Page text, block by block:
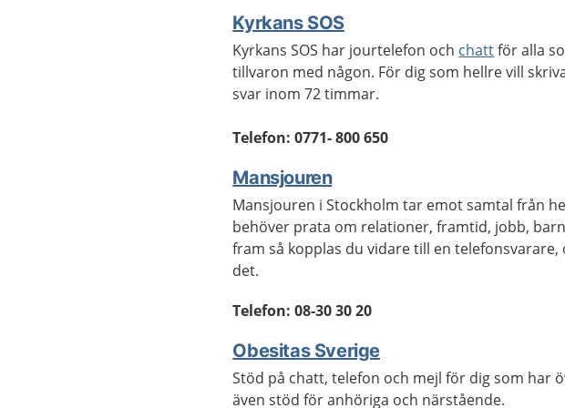
Kyrkans SOS
Kyrkans SOS har jourtelefon och chattför alla
tillvaron med någon. För dig som hellre vill
svar inom 72 timmar.
Telefon: 0771- 800 650
Mansjouren
Mansjouren i Stockholm tar emot samtal från
behöver prata om relationer, framtid, jobb,
fram så kopplas du vidare till en
det.
Telefon: 08-30 30 20
Obesitas Sverige
Stöd på chatt, telefon och mejl för dig som har
även stöd för anhöriga och närstående.